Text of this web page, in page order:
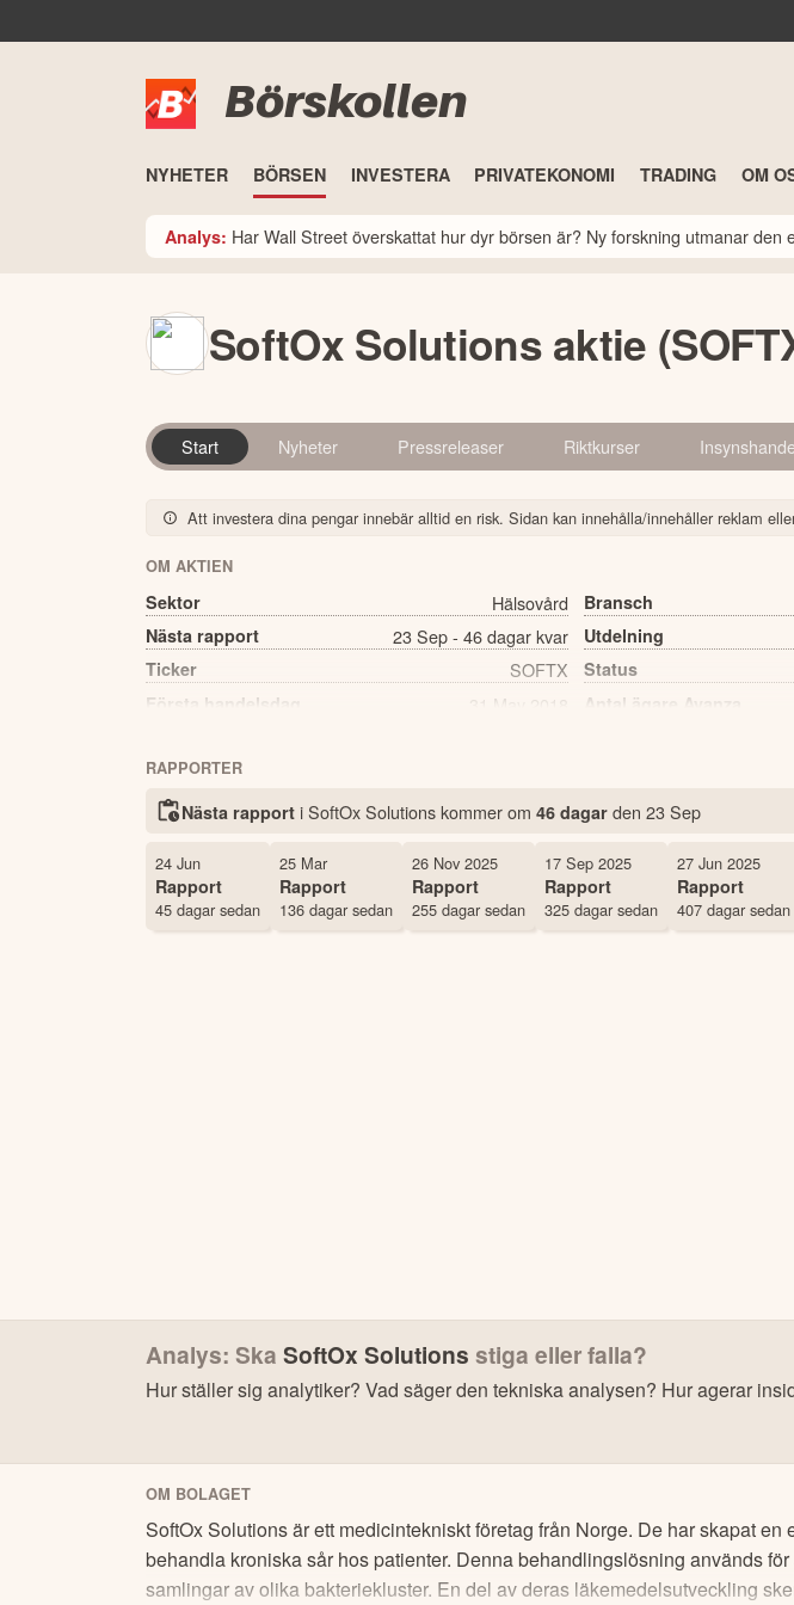
Börskollen
NYHETER BÖRSEN INVESTERA PRIVATEKONOMI TRADING OM
Analys: Har Wall Street överskattat hur dyr börsen är? Ny forskning utmanar den
SoftOx Solutions aktie
Start Nyheter Pressreleaser Riktkurser
Att investera dina pengar innebär alltid en risk. Sidan kan innehålla/innehåller reklam
OM AKTIEN
Sektor Hälsovård Bransch
Nästa rapport 23 Sep - 46 dagar kvar Utdelning
Ticker SOFTX Status
Första handelsdag 31 May 2018 Antal ägare Avanza
RAPPORTER
Nästa rapport i SoftOx Solutions kommerom 46 dagar den 23 Sep
24 Jun
Rapport
45 dagar sedan
25 Mar
Rapport
136 dagar sedan
26 Nov 2025
Rapport
255 dagar sedan
17 Sep 2025
Rapport
325 dagar sedan
27 Jun 2025
Rapport
407 dagar sedan
Analys: Ska SoftOx Solutions stiga eller falla?
Hur ställer sig analytiker? Vad säger den tekniska analysen? Hur agerar
10 000+ olika
CopyTrader™
För- &
OM BOLAGET
SoftOx Solutions är ett medicintekniskt företag från Norge. De har skapat
behandla kroniska sår hos patienter. Denna behandlingslösning används
samlingar av olika bakteriekluster. En del av deras läkemedelsutveckling